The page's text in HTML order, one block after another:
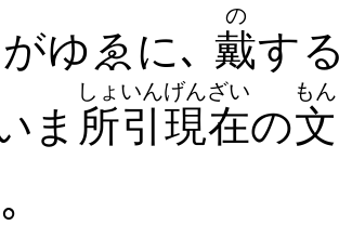
ゆゑに､ 戴
の
す
ま 所引
しょいん
現在
げんざい
の文
もん